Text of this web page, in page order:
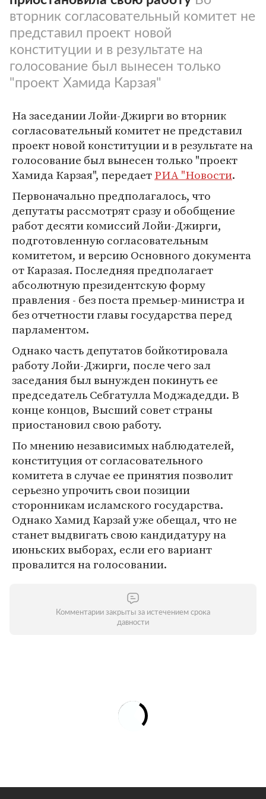
вторник согласовательный комитет не
представил проект новой
конституции и в результате на
голосование был вынесен только
"проект Хамида Карзая"
На заседании Лойи-Джирги во вторник
согласовательный комитет не представил
проект новой конституции и в результате на
голосование был вынесен только "проект
Хамида Карзая", передаетРИА "Новости.
Первоначально предполагалось, что
депутаты рассмотрят сразу и обобщение
работ десяти комиссий Лойи-Джирги,
подготовленную согласовательным
комитетом, и версию Основного документа
от Каразая. Последняя предполагает
абсолютную президентскую форму
правления - без поста премьер-министра и
без отчетности главы государства перед
парламентом.
Однако часть депутатов бойкотировала
работу Лойи-Джирги, после чего зал
заседания был вынужден покинуть ее
председатель Себгатулла Моджадедди. В
конце концов, Высший совет страны
приостановил свою работу.
По мнению независимых наблюдателей,
конституция от согласовательного
комитета в случае ее принятия позволит
серьезно упрочить свои позиции
сторонникам исламского государства.
Однако Хамид Карзай уже обещал, что не
станет выдвигать свою кандидатуру на
июньских выборах, если его вариант
провалится на голосовании.
Комментарии закрыты за истечением срока
давности